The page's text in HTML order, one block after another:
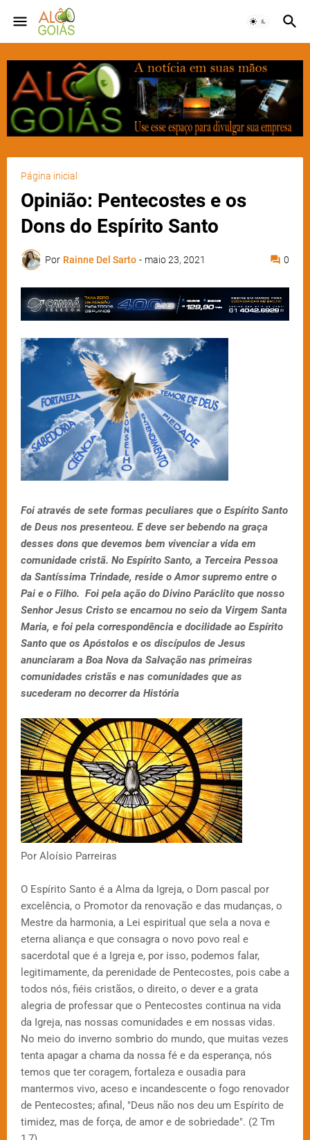
Página inicial
Opinião: Pentecostes e os
Dons do Espírito Santo
Por Rainne Del Sarto - maio 23, 2021 0
Foi através de sete formas peculiares que o Espírito Santo
de Deus nos presenteou. E deve ser bebendo na graça
desses dons que devemos bem vivenciar a vida em
comunidade cristã. No Espírito Santo, a Terceira Pessoa
da Santíssima Trindade, reside o Amor supremo entre o
Pai e o Filho. Foi pela ação do Divino Paráclito que nosso
Senhor Jesus Cristo se encarnou no seio da Virgem Santa
Maria, e foi pela correspondência e docilidade ao Espírito
Santo que os Apóstolos e os discípulos de Jesus
anunciaram a Boa Nova da Salvação nas primeiras
comunidades cristãs e nas comunidades que as
sucederam no decorrer da História
Por Aloísio Parreiras
O Espírito Santo é a Alma da Igreja, o Dom pascal por
excelência, o Promotor da renovação e das mudanças, o
Mestre da harmonia, a Lei espiritual que sela a nova e
eterna aliança e que consagra o novo povo real e
sacerdotal que é a Igreja e, por isso, podemos falar,
legitimamente, da perenidade de Pentecostes, pois cabe a
todos nós, fiéis cristãos, o direito, o dever e a grata
alegria de professar que o Pentecostes continua na vida
da Igreja, nas nossas comunidades e em nossas vidas.
No meio do inverno sombrio do mundo, que muitas vezes
tenta apagar a chama da nossa fé e da esperança, nós
temos que ter coragem, fortaleza e ousadia para
mantermos vivo, aceso e incandescente o fogo renovador
de Pentecostes; afinal, "Deus não nos deu um Espírito de
timidez, mas de força, de amor e de sobriedade". (2 Tm